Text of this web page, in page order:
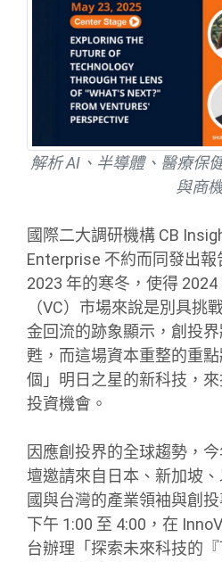
解析 AI、半導體、醫療保
與商
國際二大調研機構 CB
Enterprise 不約而同發出
2023 年的寒冬，使得
（VC）市場來說是別具挑
金回流的跡象顯示，創投
甦，而這場資本重整的重
個」明日之星的新科技，
投資機會。
因應創投界的全球趨勢，
壇邀請來自日本、新加坡
國與台灣的產業領袖與創
下午 1:00 至 4:00，在
台辦理「探索未來科技的